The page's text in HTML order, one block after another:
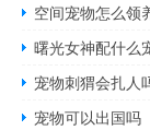
空间宠物怎么领
曙光女神配什么
宠物刺猬会扎人
宠物可以出国吗